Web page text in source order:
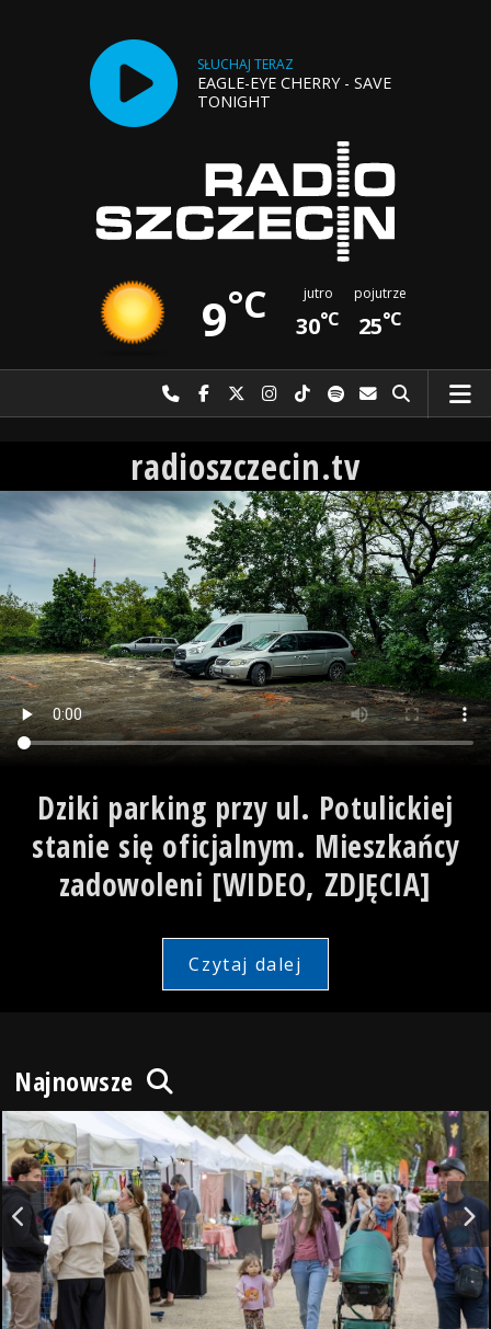
SŁUCHAJ TERAZ
EAGLE-EYE CHERRY - SAVE
TONIGHT
9°C jutro
30°C
pojutrze
25°C
Najlepiej po prostu do nas zadzwoń
Odwiedź nas na Facebook-u
Odwiedź nas na X
Odwiedź nas na Instagram-ie
Odwiedź nas na TikTok-u
Szukaj nas na Spotify
Wyślij do nas
Szukaj
radioszczecin.tv
Dziki parking przy ul. Potulickiej
stanie się oficjalnym. Mieszkańcy
zadowoleni [WIDEO, ZDJĘCIA]
Czytaj dalej
Najnowsze